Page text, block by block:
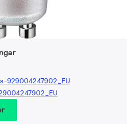
929004247902_EU